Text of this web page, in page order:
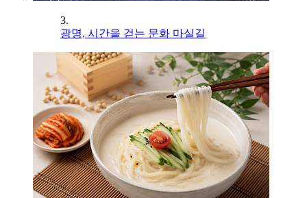
3.
광명, 시간을 걷는 문화 마실길